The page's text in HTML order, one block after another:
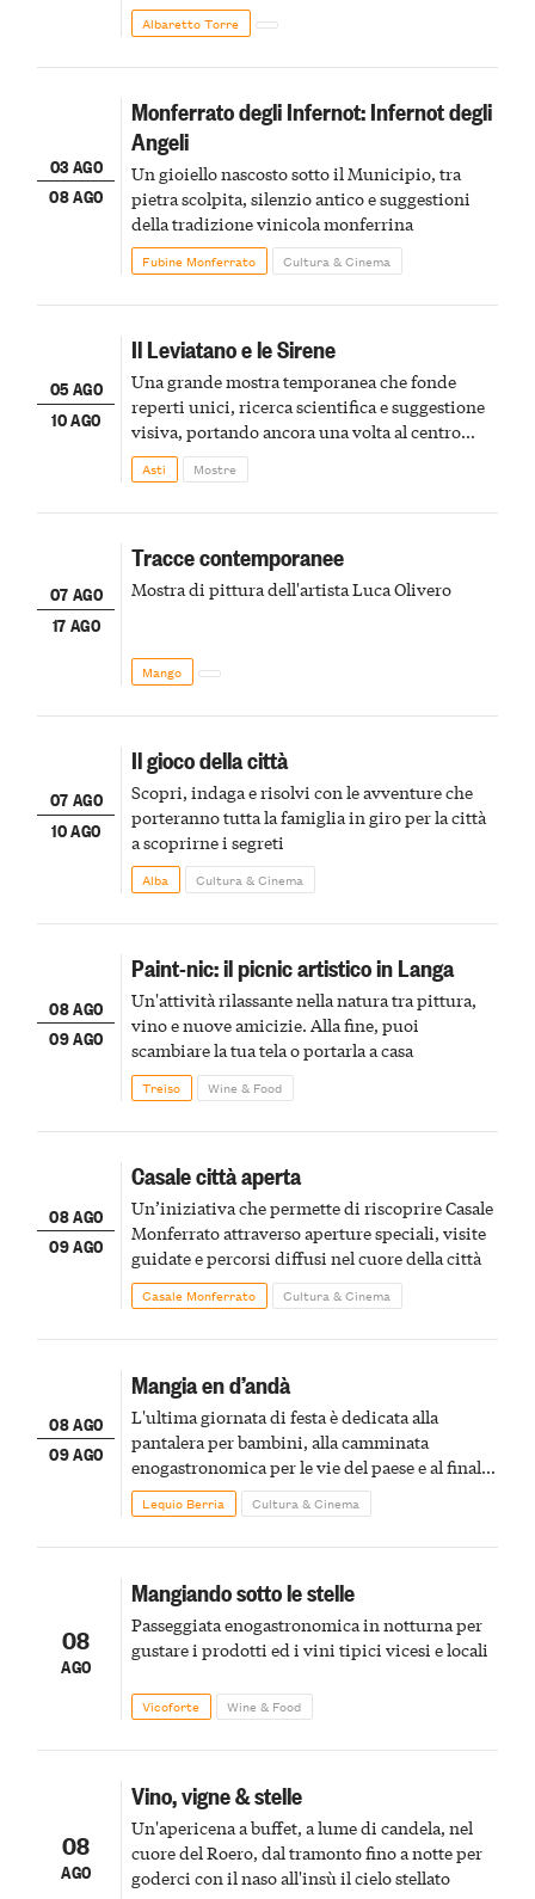
Albaretto Torre
03 AGO
08 AGO
Monferrato degli Infernot: Infernot degli
Angeli
Un gioiello nascosto sotto il Municipio, tra
pietra scolpita, silenzio antico e suggestioni
della tradizione vinicola monferrina
Fubine Monferrato Cultura & Cinema
05 AGO
10 AGO
Il Leviatano e le Sirene
Una grande mostra temporanea che fonde
reperti unici, ricerca scientifica e suggestione
visiva, portando ancora una volta al centro
della scena le meraviglie del passato astigiano
Asti Mostre
07 AGO
17 AGO
Tracce contemporanee
Mostra di pittura dell'artista Luca Olivero
Mango
07 AGO
10 AGO
Il gioco della città
Scopri, indaga e risolvi con le avventure che
porteranno tutta la famiglia in giro per la città
a scoprirne i segreti
Alba Cultura & Cinema
08 AGO
09 AGO
Paint-nic: il picnic artistico in Langa
Un'attività rilassante nella natura tra pittura,
vino e nuove amicizie. Alla fine, puoi
scambiare la tua tela o portarla a casa
Treiso Wine & Food
08 AGO
09 AGO
Casale città aperta
Un’iniziativa che permette di riscoprire Casale
Monferrato attraverso aperture speciali, visite
guidate e percorsi diffusi nel cuore della città
Casale Monferrato Cultura & Cinema
08 AGO
09 AGO
Mangia en d’andà
L'ultima giornata di festa è dedicata alla
pantalera per bambini, alla camminata
enogastronomica per le vie del paese e al finale
pirotecnico
Lequio Berria Cultura & Cinema
08
AGO
Mangiando sotto le stelle
Passeggiata enogastronomica in notturna per
gustare i prodotti ed i vini tipici vicesi e locali
Vicoforte Wine & Food
08
AGO
Vino, vigne & stelle
Un'apericena a buffet, a lume di candela, nel
cuore del Roero, dal tramonto fino a notte per
goderci con il naso all'insù il cielo stellato